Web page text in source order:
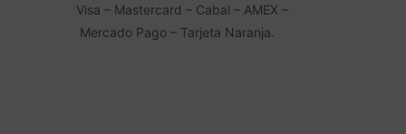
Visa – Mastercard – Cabal – AMEX –
Mercado Pago – Tarjeta Naranja.